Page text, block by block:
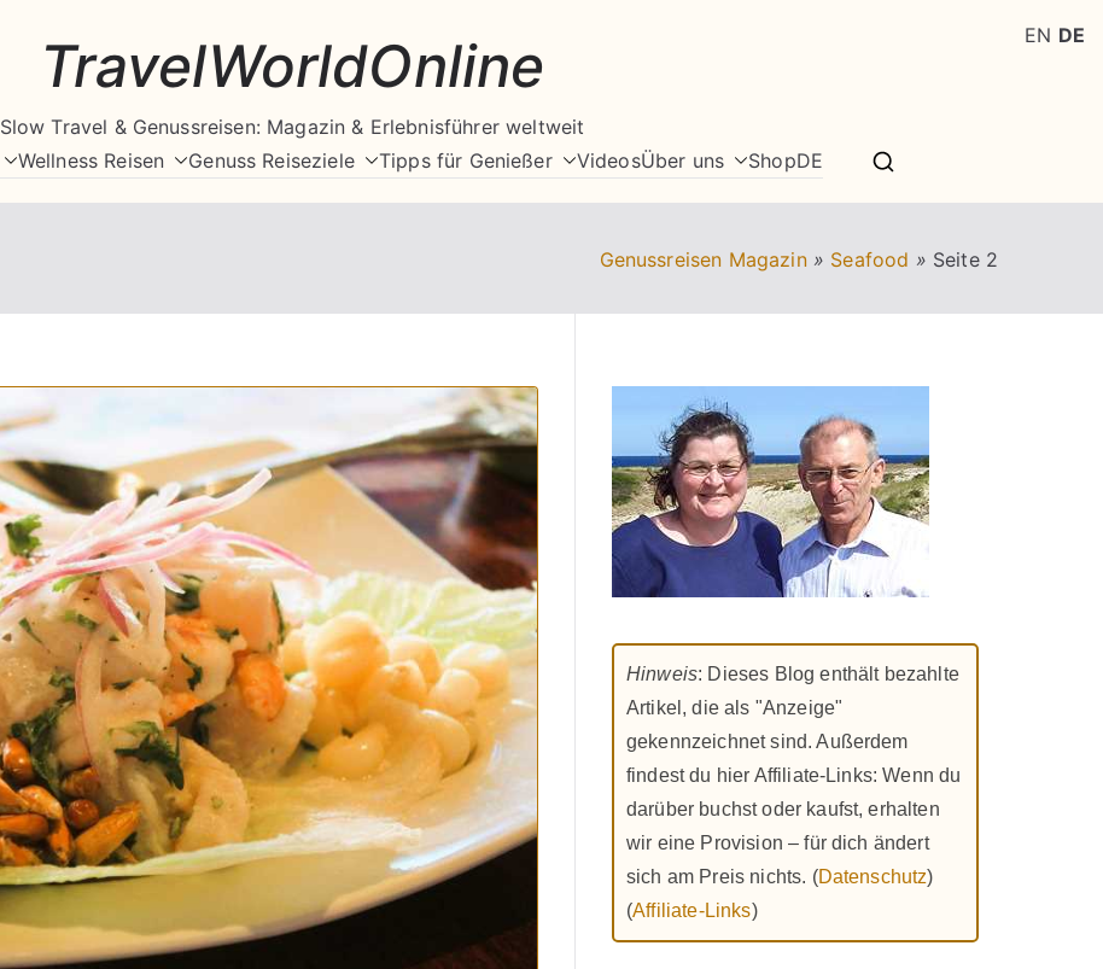
TravelWorldOnline
Slow Travel & Genussreisen: Magazin & Erlebnisführer weltweit
Wellness Reisen Genuss Reiseziele Tipps für Genießer VideosÜber uns ShopDE
Genussreisen Magazin » Seafood » Seite 2
Hinweis: Dieses Blog enthält bezahlte
Artikel, die als "Anzeige"
gekennzeichnet sind. Außerdem
findest du hier Affiliate-Links: Wenn du
darüber buchst oder kaufst, erhalten
wir eine Provision – für dich ändert
sich am Preis nichts. (Datenschutz)
(Affiliate-Links)
EN DE